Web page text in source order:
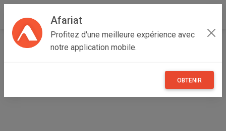
Afariat
Profitez d'une meilleure expérience avec
notre application mobile.
OBTENIR
Accueil Annonceur Nassima